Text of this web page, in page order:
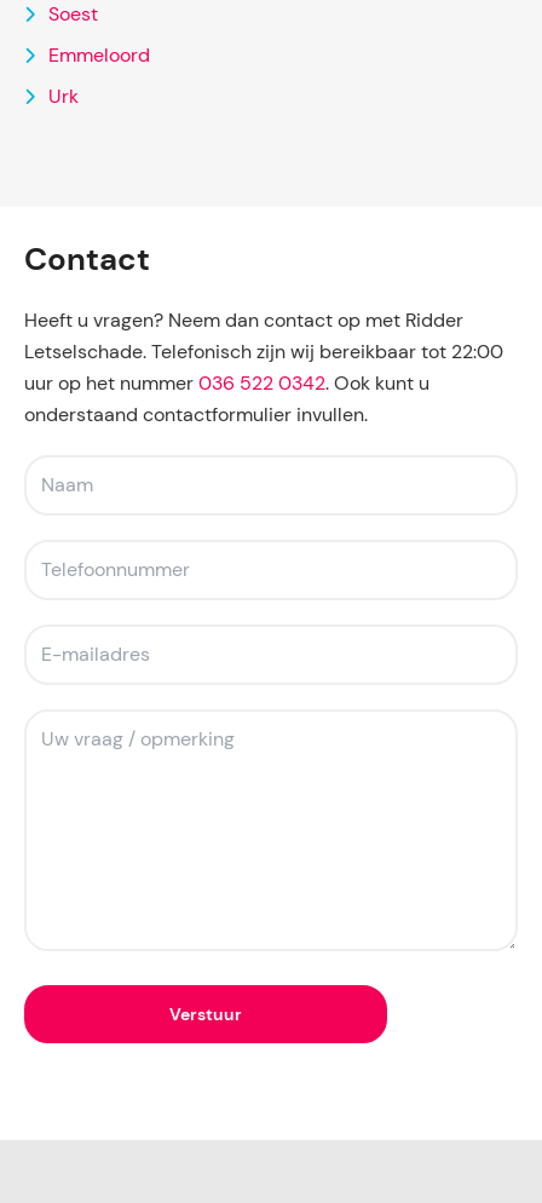
Soest
Emmeloord
Urk
Contact
Heeft u vragen? Neem dan contact op met Ridder
Letselschade. Telefonisch zijn wij bereikbaar tot 22:00
uur op het nummer 036 522 0342. Ook kunt u
onderstaand contactformulier invullen.